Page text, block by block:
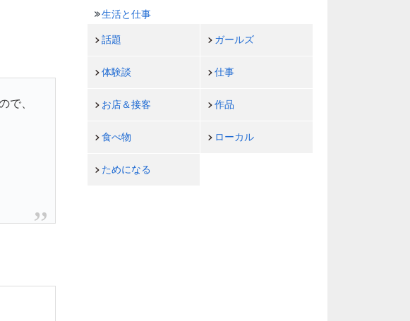
で、
生活と仕事
話題 ガールズ
体験談 仕事
お店＆接客 作品
食べ物 ローカル
ためになる